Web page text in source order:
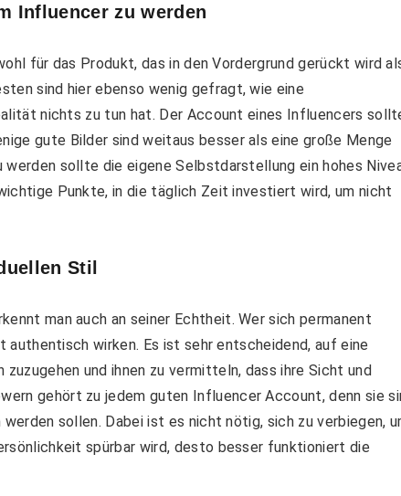
Influencer zu werden
für das Produkt, das in den Vordergrund gerückt wird
sind hier ebenso wenig gefragt, wie eine
nichts zu tun hat. Der Account eines Influencers
gute Bilder sind weitaus besser als eine große Menge
sollte die eigene Selbstdarstellung ein hohes
Punkte, in die täglich Zeit investiert wird, um nicht
Stil
man auch an seiner Echtheit. Wer sich permanent
wirken. Es ist sehr entscheidend, auf eine
und ihnen zu vermitteln, dass ihre Sicht und
gehört zu jedem guten Influencer Account, denn sie
sollen. Dabei ist es nicht nötig, sich zu verbiegen,
spürbar wird, desto besser funktioniert die